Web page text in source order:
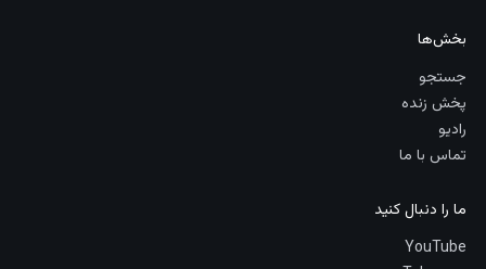
بخش‌ها
جستجو
پخش زنده
رادیو
تماس با ما
ما را دنبال کنید
YouTube